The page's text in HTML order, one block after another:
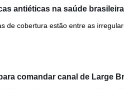
antiéticas na saúde brasileira
de cobertura estão entre as
comandar canal de Large